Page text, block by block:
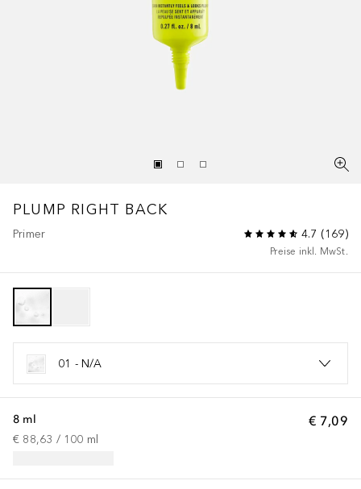
PLUMP RIGHT BACK
Primer 4.7 (169)
Preise inkl. MwSt.
01 - N/A
€ 7,09
8 ml
€ 88,63 / 100 ml